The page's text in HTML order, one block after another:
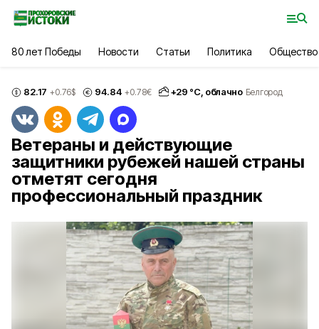
80 лет Победы Новости Статьи Политика Общество
82.17 +0.76$ 94.84 +0.78€ +29 °С, облачно Белгород
Ветераны и действующие
защитники рубежей нашей страны
отметят сегодня
профессиональный праздник